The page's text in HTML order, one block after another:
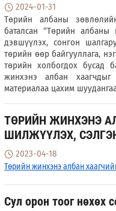
2024-01-31
Төрийн албаны
баталсан “Төрийн
дэвшүүлэх, сонгон
төрийн өөр байгууллага,
төрийн холбогдох бусад
жинхэнэ албан
материалаа цахим
ТӨРИЙН ЖИНХЭНЭ
ШИЛЖҮҮЛЭХ,
2023-04-18
Төрийн жинхэнэ албан
Сул орон тоог нөхөх